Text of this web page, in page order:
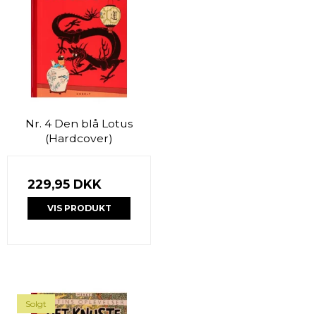
Nr. 4 Den blå Lotus
(Hardcover)
229,95 DKK
VIS PRODUKT
Solgt